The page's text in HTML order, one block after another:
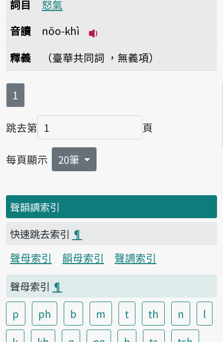
詞目
怒氣
音讀
nōo-khì
釋義 （臺華共同詞 ，無義項）
第
1
跳去第
頁碼
頁
每頁顯示 20筆
聲韻調索引
快速跳去索引 ¶
聲母索引
韻母索引
聲調索引
聲母索引 ¶
p
ph b m t th n
l